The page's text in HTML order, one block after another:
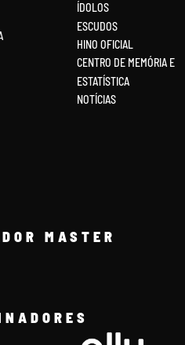
ÍDOLOS
ESCUDOS
HINO OFICIAL
CENTRO DE MEMÓRIA E
ESTATÍSTICA
NOTÍCIAS
MASTER